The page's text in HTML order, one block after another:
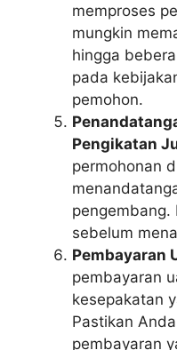
memproses
mungkin
hingga
pada
pemohon.
Pengikatan
permohonan
pengembang.
sebelum
Pembayaran
pembayaran
kesepakatan
Pastikan
pembayaran